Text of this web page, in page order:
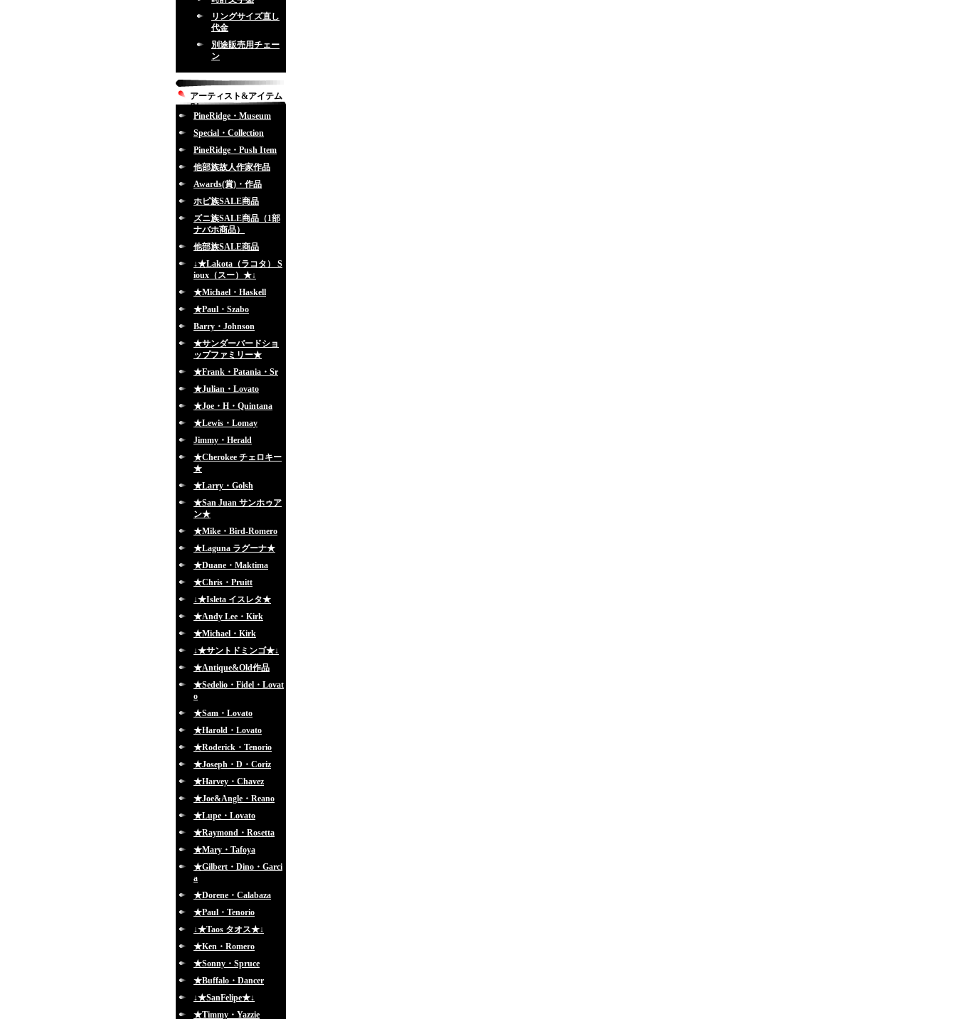
リングサイズ直し
代金
別途販売用チェー
ン
アーティスト&アイテム
別
PineRidge・Museum
Special・Collection
PineRidge・Push Item
他部族故人作家作品
Awards(賞)・作品
ホピ族SALE商品
ズニ族SALE商品（1部
ナバホ商品）
他部族SALE商品
↓★Lakota（ラコタ） S
ioux（スー）★↓
★Michael・Haskell
★Paul・Szabo
Barry・Johnson
★サンダーバードショ
ップファミリー★
★Frank・Patania・Sr
★Julian・Lovato
★Joe・H・Quintana
★Lewis・Lomay
Jimmy・Herald
★Cherokee チェロキー
★
★Larry・Golsh
★San Juan サンホゥア
ン★
★Mike・Bird-Romero
★Laguna ラグーナ★
★Duane・Maktima
★Chris・Pruitt
↓★Isleta イスレタ★
★Andy Lee・Kirk
★Michael・Kirk
↓★サントドミンゴ★↓
★Antique&Old作品
★Sedelio・Fidel・Lovat
o
★Sam・Lovato
★Harold・Lovato
★Roderick・Tenorio
★Joseph・D・Coriz
★Harvey・Chavez
★Joe&Angle・Reano
★Lupe・Lovato
★Raymond・Rosetta
★Mary・Tafoya
★Gilbert・Dino・Garci
a
★Dorene・Calabaza
★Paul・Tenorio
↓★Taos タオス★↓
★Ken・Romero
★Sonny・Spruce
★Buffalo・Dancer
↓★SanFelipe★↓
★Timmy・Yazzie